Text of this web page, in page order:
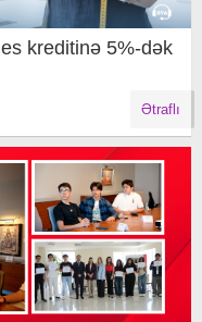
kreditinə 5%-dək
Ətraflı